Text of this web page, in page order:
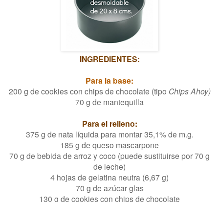
INGREDIENTES:
Para la base:
200 g de cookies con chips de chocolate (tipo Chips Ahoy)
70 g de mantequilla
Para el relleno:
375 g de nata líquida para montar 35,1% de m.g.
185 g de queso mascarpone
70 g de bebida de arroz y coco (puede sustituirse por 70 g
de leche)
4 hojas de gelatina neutra (6,67 g)
70 g de azúcar glas
130 g de cookies con chips de chocolate